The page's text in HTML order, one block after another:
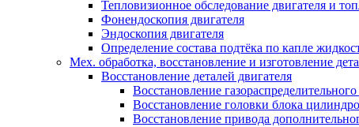
Тепловизионное обследование двигателя и
Фонендоскопия двигателя
Эндоскопия двигателя
Определение состава подтёка по капле
Мех. обработка, восстановление и изготовление
Восстановление деталей двигателя
Восстановление
Восстановление головки блока
Восстановление привода